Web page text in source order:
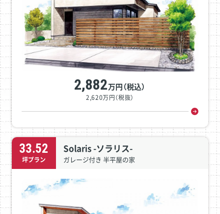
2,882万円（税込）
2,620万円（税抜）
33.52
坪プラン
Solaris -ソラリス-
ガレージ付き 半平屋の家